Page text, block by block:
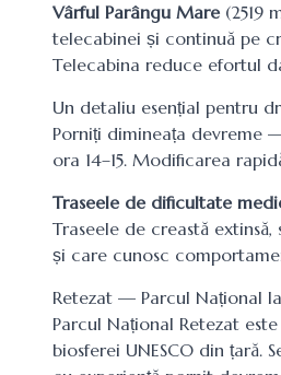
Vârful Parângu Mare (2519
telecabinei și continuă pe
Telecabina reduce efortul
Un detaliu esențial pentru
Porniți dimineața devreme
ora 14–15. Modificarea
Traseele de dificultate
Traseele de creastă
și care cunosc
Retezat — Parcul Național
Parcul Național Retezat
biosferei UNESCO din